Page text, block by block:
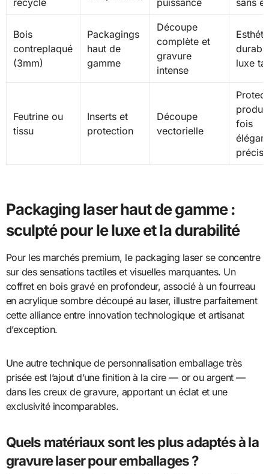
Bois
contreplaqué
(3mm)
Packagings
haut de
gamme
Découpe
complète et
gravure
intense
luxe
Feutrine ou
tissu
Inserts et
protection
Découpe
vectorielle
fois
précise
Packaging laser haut de gamme :
sculpté pour le luxe et la durabilité
Pour les marchés premium, le packaging laser se concentre
sur des sensations tactiles et visuelles marquantes. Un
coffret en bois gravé en profondeur, associé à un fourreau
en acrylique sombre découpé au laser, illustre parfaitement
cette alliance entre innovation technologique et artisanat
d’exception.
Une autre technique de personnalisation emballage très
prisée est l’ajout d’une finition à la cire — or ou argent —
dans les creux de gravure, apportant un éclat et une
exclusivité incomparables.
Quels matériaux sont les plus adaptés à la
gravure laser pour emballages ?